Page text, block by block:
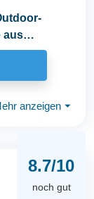
aus
anzeigen ⏷
8.7/10
noch gut